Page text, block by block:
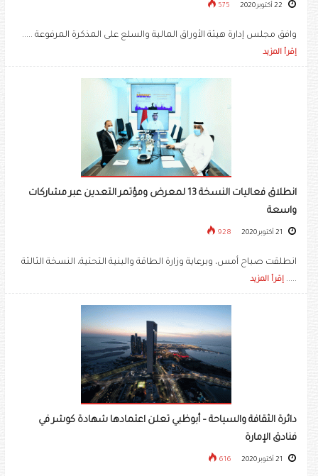
575
وافق مجلس إدارة هيئة الأوراق المالية والسلع على المذكرة المرفوعة .....
إقرأ المزيد
انطلاق فعاليات النسخة 13 لمعرض ومؤتمر التعدين عبر مشاركات
واسعة
928
انطلقت صباح أمس، وبرعاية وزارة الطاقة والبنية التحتية، النسخة الثالثة
..... إقرأ المزيد
دائرة الثقافة والسياحة – أبوظبي تعلن اعتمادها شهادة كوشر في
فنادق الإمارة
616